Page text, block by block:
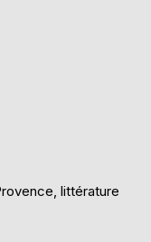
littérature